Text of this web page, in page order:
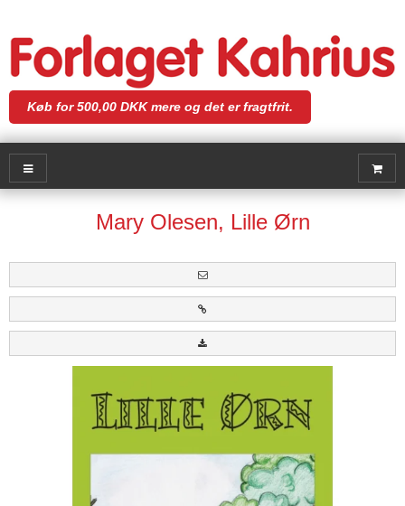
Køb for 500,00 DKK mere og det er fragtfrit.
Mary Olesen, Lille Ørn